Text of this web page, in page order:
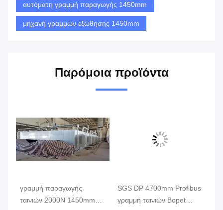
αυτόματη γραμμή παραγωγής 1450mm
μηχανή γραμμών εξώθησης 1450mm
Παρόμοια προϊόντα
γραμμή παραγωγής
ταινιών 2000N 1450mm
SGS DP 4700mm Profibus
γραμμή ταινιών Bopet